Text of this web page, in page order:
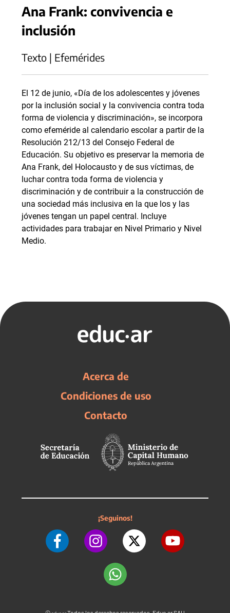
Ana Frank: convivencia e
inclusión
Texto | Efemérides
El 12 de junio, «Día de los adolescentes y jóvenes
por la inclusión social y la convivencia contra toda
forma de violencia y discriminación», se incorpora
como efeméride al calendario escolar a partir de la
Resolución 212/13 del Consejo Federal de
Educación. Su objetivo es preservar la memoria de
Ana Frank, del Holocausto y de sus víctimas, de
luchar contra toda forma de violencia y
discriminación y de contribuir a la construcción de
una sociedad más inclusiva en la que los y las
jóvenes tengan un papel central. Incluye
actividades para trabajar en Nivel Primario y Nivel
Medio.
Acerca de
Condiciones de uso
Contacto
¡Seguinos!